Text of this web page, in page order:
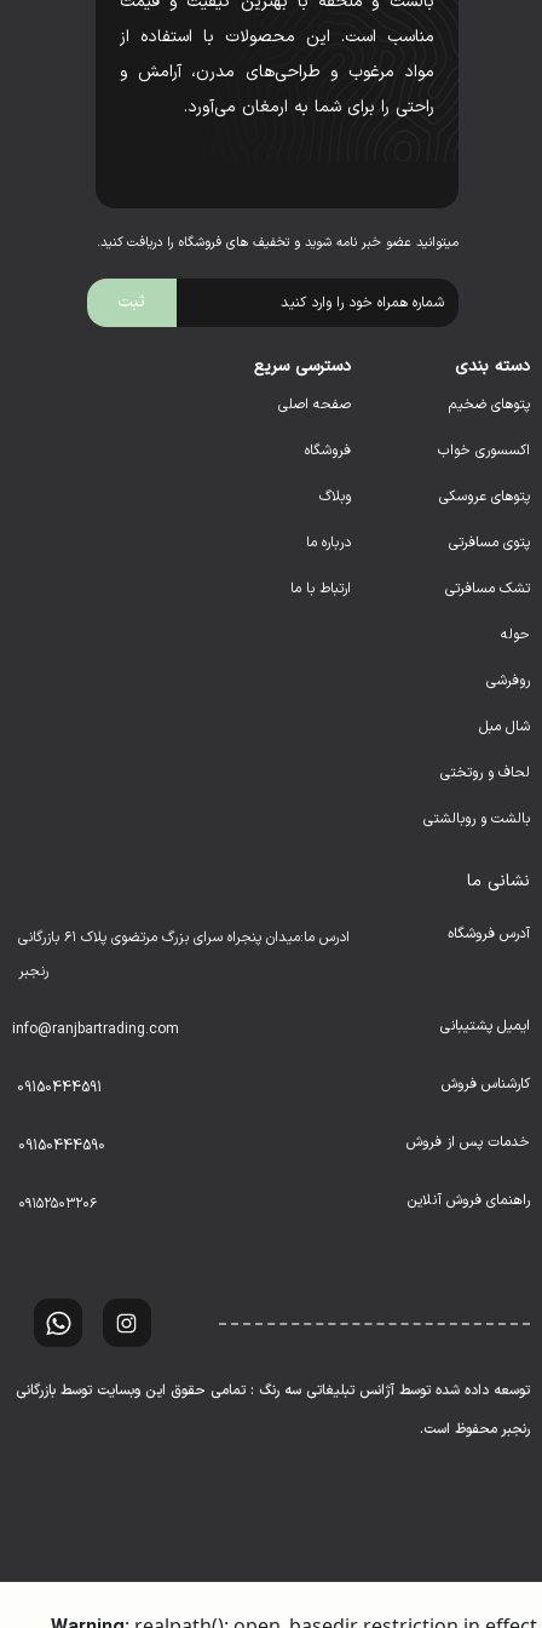
مناسب است. این محصولات با استفاده از
مواد مرغوب و طراحی‌های مدرن، آرامش و
راحتی را برای شما به ارمغان می‌آورد.
میتوانید عضو خبر نامه شوید و تخفیف های فروشگاه را دریافت کنید.
دسته بندی
پتوهای ضخیم
اکسسوری خواب
پتوهای عروسکی
پتوی مسافرتی
تشک مسافرتی
حوله
روفرشی
شال مبل
لحاف و روتختی
بالشت و روبالشتی
دسترسی سریع
صفحه اصلی
فروشگاه
وبلاگ
درباره ما
ارتباط با ما
نشانی ما
آدرس فروشگاه
ادرس ما:میدان پنجراه سرای بزرگ مرتضوی پلاک ۶۱ بازرگانی
رنجبر
ایمیل پشتیبانی info@ranjbartrading.com
کارشناس فروش 09150444591
خدمات پس از فروش 09150444590
راهنمای فروش آنلاین ۰۹۱۵۲۵۰۳۲۰۶
توسعه داده شده توسط آژانس تبلیغاتی سه رنگ : تمامی حقوق این وبسایت توسط بازرگانی
رنجبر محفوظ است.